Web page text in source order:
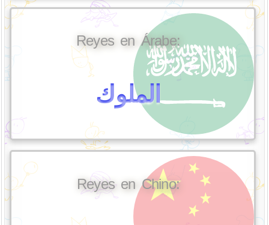
Reyes en Árabe:
الملوك
Reyes en Chino: